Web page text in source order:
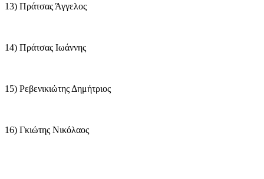
13) Πράτσας Άγγελος
14) Πράτσας Ιωάννης
15) Ρεβενικιώτης Δημήτριος
16) Γκιώτης Νικόλαος